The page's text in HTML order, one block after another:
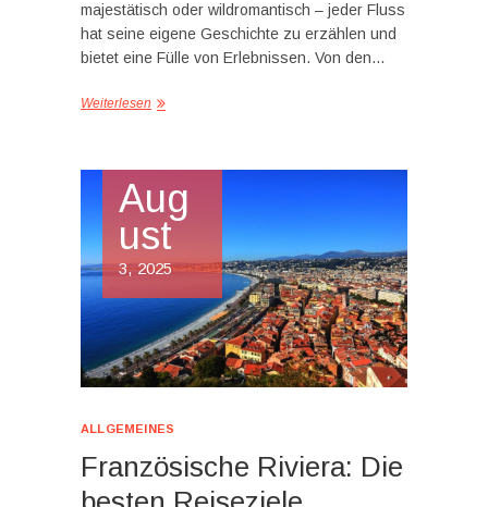
majestätisch oder wildromantisch – jeder Fluss
hat seine eigene Geschichte zu erzählen und
bietet eine Fülle von Erlebnissen. Von den…
Weiterlesen
Aug
ust
3, 2025
ALLGEMEINES
Französische Riviera: Die